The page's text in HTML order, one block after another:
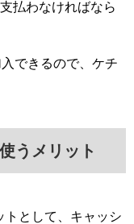
払わなければなら
できるので、ケチ
うメリット
トとして、キャッシ